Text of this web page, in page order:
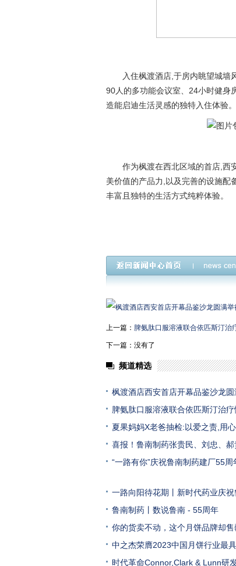
入住枫渡酒店,于房内眺望城墙
90人的多功能会议室、24小时健身
造能启迪生活灵感的独特入住体验。
作为枫渡在西北区域的首店,西
美价值的产品力,以及完善的设施配
丰富且独特的生活方式纯粹体验。
上一篇： 脾氨肽口服溶液联合依匹斯汀治
下一篇：没有了
频道精选
枫渡酒店西安首店开幕品鉴沙龙
脾氨肽口服溶液联合依匹斯汀治
夏果妈妈X老爸抽检:以爱之责,用
喜报！鲁南制药张贵民、刘忠、郝
“一路有你”庆祝鲁南制药建厂55周
一路向阳待花期丨新时代药业庆
鲁南制药丨数说鲁南 - 55周年
你的货卖不动，这个月饼品牌却
中之杰荣膺2023中国月饼行业最
时代革命Connor,Clark & Lunn研